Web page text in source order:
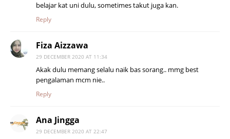
belajar kat uni dulu, sometimes takut juga kan.
Reply
Fiza Aizzawa
29 DECEMBER 2020 AT 11:34
Akak dulu memang selalu naik bas sorang.. mmg best
pengalaman mcm nie..
Reply
Ana Jingga
29 DECEMBER 2020 AT 22:47